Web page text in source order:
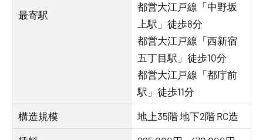
最寄駅
都営大江戸線「中野坂
上駅」徒歩8分
都営大江戸線「西新宿
五丁目駅」徒歩10分
都営大江戸線「都庁前
駅」徒歩11分
構造規模 地上35階 地下2階 RC造